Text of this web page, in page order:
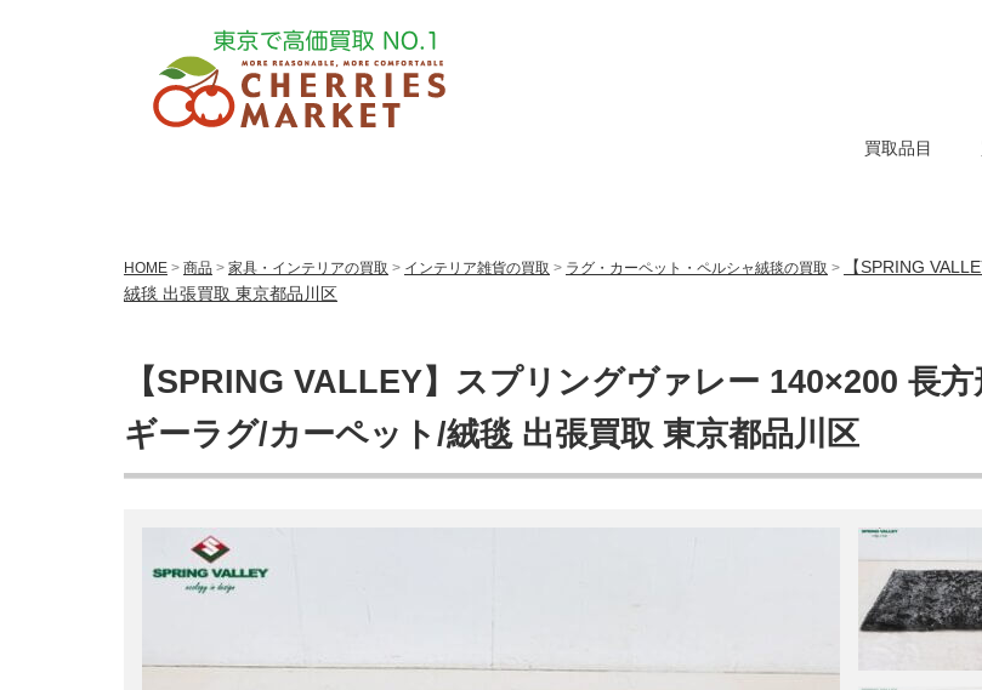
買取品目
HOME > 商品 > 家具・インテリアの買取 > インテリア雑貨の買取 > ラグ・カーペット・ペルシャ絨毯の買取 >
【SPRING
絨毯 出張買取 東京都品川区
【SPRING VALLEY】スプリングヴァレー 140×200 長方
ギーラグ/カーペット/絨毯 出張買取 東京都品川区